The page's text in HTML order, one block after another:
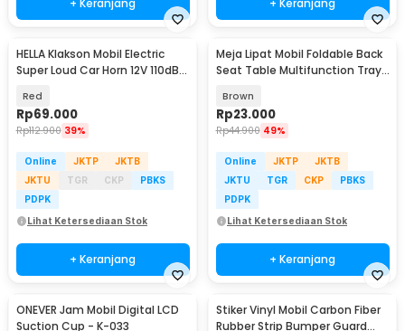
HELLA Klakson Mobil Electric
Super Loud Car Horn 12V 110dB
Red
Rp69.000
Rp112.900 39%
Online JKTP
JKTB
JKTU
TGR CKP
PBKS
PDPK
Lihat Ketersediaan Stok
+ Keranjang
Meja Lipat Mobil Foldable Back
Seat Table Multifunction Tray
Brown
Rp23.000
Rp44.900 49%
Online JKTP
JKTB
JKTU
TGR CKP
PBKS
PDPK
Lihat Ketersediaan Stok
+ Keranjang
ONEVER Jam Mobil Digital LCD
Suction Cup - K-033
Stiker Vinyl Mobil Carbon Fiber
Rubber Strip Bumper Guard